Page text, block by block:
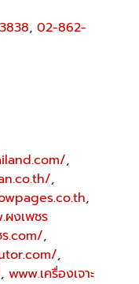
, 02-862-
,
,
,
ผงเพชร
.com/,
,
, www.เครื่องเจาะ